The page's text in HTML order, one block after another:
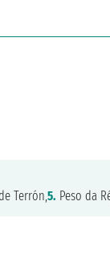
Terrón,5. Peso da